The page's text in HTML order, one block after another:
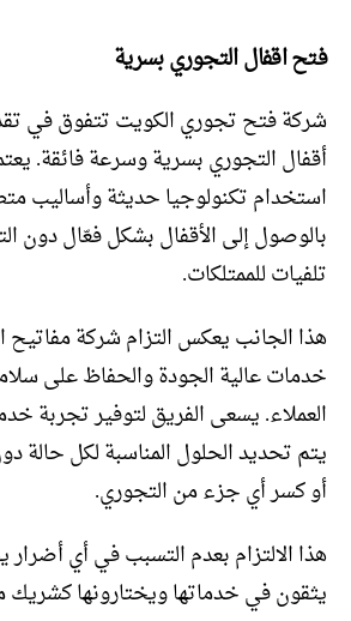
فتح اقفال التجوري بسرية
شركة فتح تجوري الكويت تتفوق في
أقفال التجوري بسرية وسرعة فائقة.
استخدام تكنولوجيا حديثة وأساليب
بالوصول إلى الأقفال بشكل فعّال دون
تلفيات للممتلكات.
هذا الجانب يعكس التزام شركة مفاتيح
خدمات عالية الجودة والحفاظ على
العملاء. يسعى الفريق لتوفير تجربة
يتم تحديد الحلول المناسبة لكل حالة
أو كسر أي جزء من التجوري.
هذا الالتزام بعدم التسبب في أي
يثقون في خدماتها ويختارونها